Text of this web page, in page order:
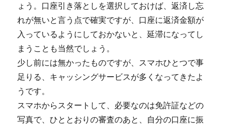
ょう。口座引き落としを選択しておけば、返済し忘
れが無いと言う点で確実ですが、口座に返済金額が
入っているようにしておかないと、延滞になってし
まうことも当然でしょう。
少し前には無かったものですが、スマホひとつで事
足りる、キャッシングサービスが多くなってきたよ
うです。
スマホからスタートして、必要なのは免許証などの
写真で、ひととおりの審査のあと、自分の口座に振